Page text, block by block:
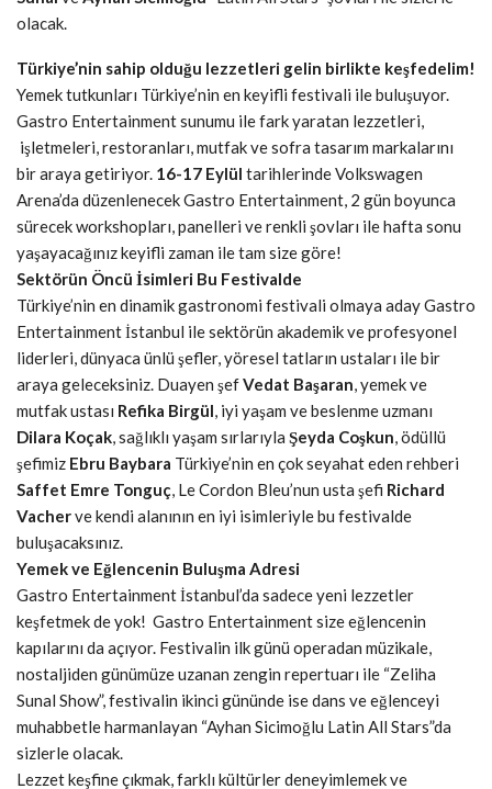
olacak.
Türkiye’nin sahip olduğu lezzetleri gelin birlikte keşfedelim!
Yemek tutkunları Türkiye’nin en keyifli festivali ile buluşuyor.
Gastro Entertainment sunumu ile fark yaratan lezzetleri,
işletmeleri, restoranları, mutfak ve sofra tasarım markalarını
bir araya getiriyor. 16-17 Eylül tarihlerinde Volkswagen
Arena’da düzenlenecek Gastro Entertainment, 2 gün boyunca
sürecek workshopları, panelleri ve renkli şovları ile hafta sonu
yaşayacağınız keyifli zaman ile tam size göre!
Sektörün Öncü İsimleri Bu Festivalde
Türkiye’nin en dinamik gastronomi festivali olmaya aday Gastro
Entertainment İstanbul ile sektörün akademik ve profesyonel
liderleri, dünyaca ünlü şefler, yöresel tatların ustaları ile bir
araya geleceksiniz. Duayen şefVedat Başaran, yemek ve
mutfak ustası Refika Birgül, iyi yaşam ve beslenme uzmanı
Dilara Koçak, sağlıklı yaşam sırlarıyla Şeyda Coşkun, ödüllü
şefimiz Ebru Baybara Türkiye’nin en çok seyahat eden rehberi
Saffet Emre Tonguç, Le Cordon Bleu’nun usta şefi Richard
Vacherve kendi alanının en iyi isimleriyle bu festivalde
buluşacaksınız.
Yemek ve Eğlencenin Buluşma Adresi
Gastro Entertainment İstanbul’da sadece yeni lezzetler
keşfetmek de yok! Gastro Entertainment size eğlencenin
kapılarını da açıyor. Festivalin ilk günü operadan müzikale,
nostaljiden günümüze uzanan zengin repertuarı ile “Zeliha
Sunal Show”, festivalin ikinci gününde ise dans ve eğlenceyi
muhabbetle harmanlayan “Ayhan Sicimoğlu Latin All Stars”da
sizlerle olacak.
Lezzet keşfine çıkmak, farklı kültürler deneyimlemek ve